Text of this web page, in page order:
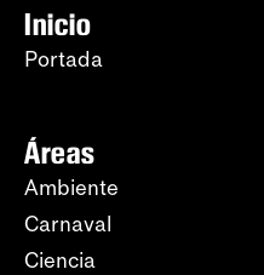
Inicio
Portada
Áreas
Ambiente
Carnaval
Ciencia